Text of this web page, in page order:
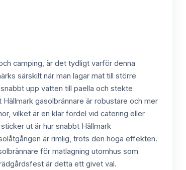
camping, är det tydligt varför denna
särskilt när man lagar mat till större
upp vatten till paella och stekte
gasolbrännare är robustare och mer
vilket är en klar fördel vid catering eller
ut är hur snabbt Hällmark
är rimlig, trots den höga effekten.
för matlagning utomhus som
är detta ett givet val.